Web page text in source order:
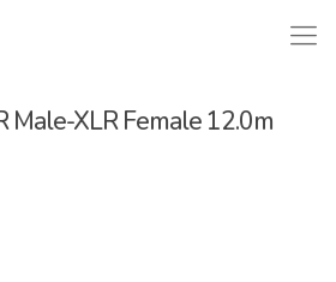
Male-XLR Female 12.0m